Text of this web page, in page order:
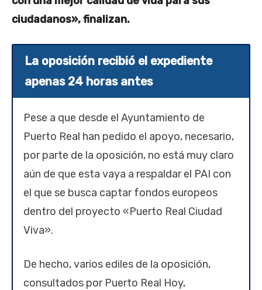
ciudadanos», finalizan.
La oposición recibió el expediente
apenas 24 horas antes
Pese a que desde el Ayuntamiento de
Puerto Real han pedido el apoyo, necesario,
por parte de la oposición, no está muy claro
aún de que esta vaya a respaldar el PAI con
el que se busca captar fondos europeos
dentro del proyecto «Puerto Real Ciudad
Viva».
De hecho, varios ediles de la oposición,
consultados por Puerto Real Hoy,